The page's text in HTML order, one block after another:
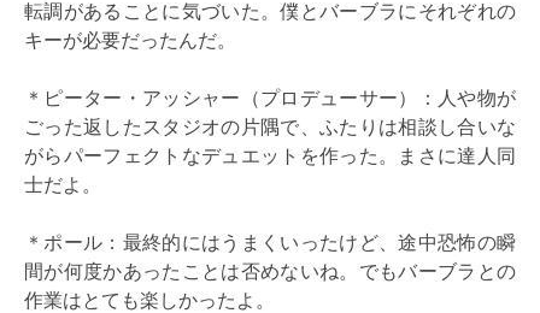
転調があることに気づいた。僕とバーブラにそれぞれの
キーが必要だったんだ。
＊ピーター・アッシャー（プロデューサー）：人や物が
ごった返したスタジオの片隅で、ふたりは相談し合いな
がらパーフェクトなデュエットを作った。まさに達人同
士だよ。
＊ポール：最終的にはうまくいったけど、途中恐怖の瞬
間が何度かあったことは否めないね。でもバーブラとの
作業はとても楽しかったよ。